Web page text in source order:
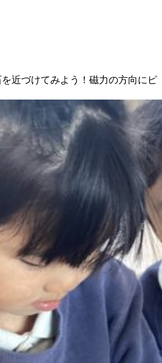
近づけてみよう！磁力の方向にピ